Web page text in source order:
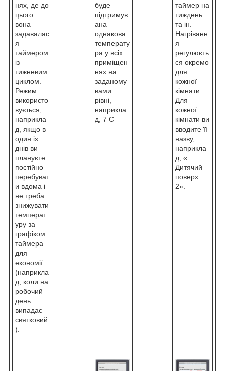
нях, де до
цього
вона
задавалас
я
таймером
із
тижневим
циклом.
Режим
використо
вується,
наприкла
д, якщо в
один із
днів ви
плануєте
постійно
перебуват
и вдома і
не треба
знижувати
температ
уру за
графіком
таймера
для
економії
(наприкла
д, коли на
робочий
день
випадає
святковий
).
буде
підтримув
ана
однакова
температу
ра у всіх
приміщен
нях на
заданому
вами
рівні,
наприкла
д, 7 С
таймер на
тиждень
та ін.
Нагріванн
я
регулюєть
ся окремо
для
кожної
кімнати.
Для
кожної
кімнати ви
вводите її
назву,
наприкла
д, «
Дитячий
поверх
2».